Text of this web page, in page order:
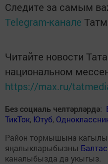
Следите за самым
Telegram-канале
Читайте новости
национальном
https://max.ru/
Без социаль челтәрләрдә:
ТикТок, Ютуб,
Район тормышына
яңалыкларыбызны
каналыбызда да укыгыз.